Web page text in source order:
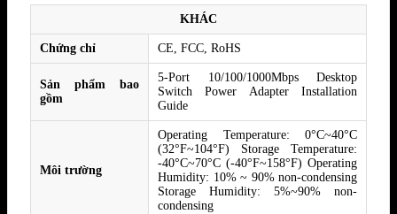
KHÁC
Chứng chỉ CE, FCC, RoHS
Sản phẩm bao
gồm
5-Port 10/100/1000Mbps Desktop
Switch Power Adapter Installation
Guide
Môi trường
Operating Temperature: 0°C~40°C
(32°F~104°F) Storage Temperature:
-40°C~70°C (-40°F~158°F) Operating
Humidity: 10% ~ 90% non-condensing
Storage Humidity: 5%~90% non-
condensing